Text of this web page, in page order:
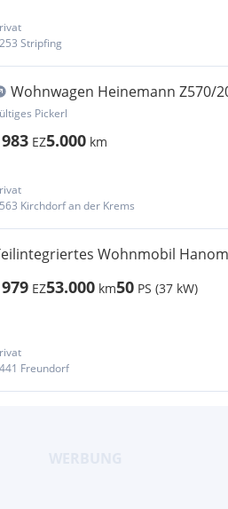
Stripfing
Wohnwagen Heinemann Z570/
Pickerl
EZ5.000 km
Kirchdorf an der Krems
Wohnmobil
EZ53.000 km50 PS (37 kW)
Freundorf